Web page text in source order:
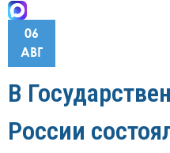
06
АВГ
В
России